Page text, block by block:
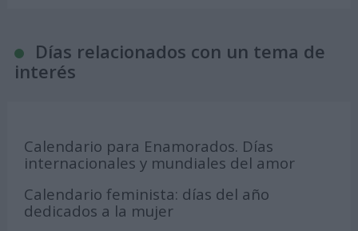
Días relacionados con un tema de
interés
Calendario para Enamorados. Días
internacionales y mundiales del amor
Calendario feminista: días del año
dedicados a la mujer